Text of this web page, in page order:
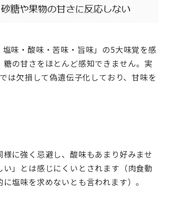
味・酸味・苦味・旨味」の5大味覚を感
糖の甘さをほとんど感知できません。実
は欠損して偽遺伝子化しており、甘味を
様に強く忌避し、酸味もあまり好みませ
」とは感じにくいとされます（肉食動
塩味を求めないとも言われます）。